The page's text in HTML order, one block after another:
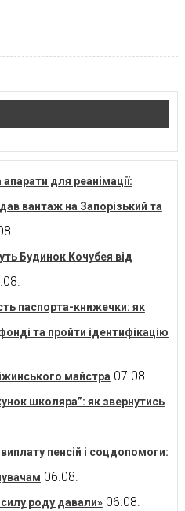
апарати для реанімації:
вантаж на Запорізький та
Будинок Кочубея від
паспорта-книжечки: як
та пройти ідентифікацію
майстра 07.08.
школяра”: як звернутись
пенсій і соцдопомоги:
06.08.
роду давали» 06.08.